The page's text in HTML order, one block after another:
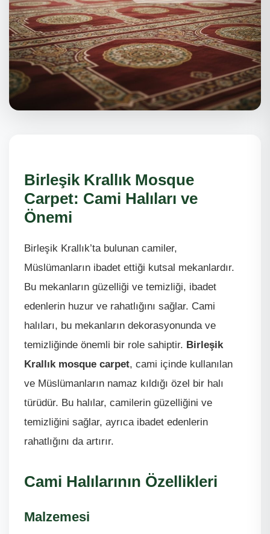
Birleşik Krallık Mosque
Carpet: Cami Halıları ve
Önemi
Birleşik Krallık’ta bulunan camiler,
Müslümanların ibadet ettiği kutsal mekanlardır.
Bu mekanların güzelliği ve temizliği, ibadet
edenlerin huzur ve rahatlığını sağlar. Cami
halıları, bu mekanların dekorasyonunda ve
temizliğinde önemli bir role sahiptir. Birleşik
Krallık mosque carpet, cami içinde kullanılan
ve Müslümanların namaz kıldığı özel bir halı
türüdür. Bu halılar, camilerin güzelliğini ve
temizliğini sağlar, ayrıca ibadet edenlerin
rahatlığını da artırır.
Cami Halılarının Özellikleri
Malzemesi